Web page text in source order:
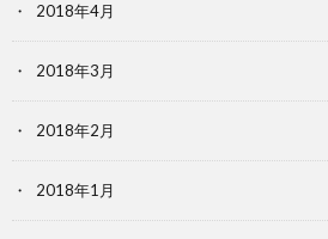
2018年4月
2018年3月
2018年2月
2018年1月